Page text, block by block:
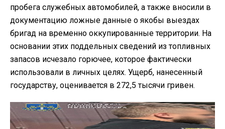
пробега служебных автомобилей, а также вносили в
документацию ложные данные о якобы выездах
бригад на временно оккупированные территории. На
основании этих поддельных сведений из топливных
запасов исчезало горючее, которое фактически
использовали в личных целях. Ущерб, нанесенный
государству, оценивается в 272,5 тысячи гривен.